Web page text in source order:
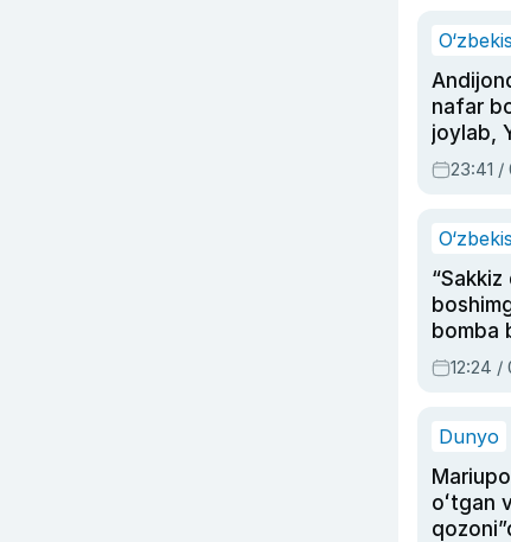
nafar
joylab,
ayolga
23:41 /
“Sakkiz
bomba
12:24 /
Dunyo
oʻtgan